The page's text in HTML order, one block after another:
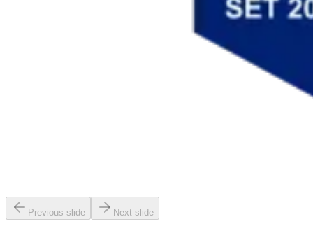
Previous slide Next slide